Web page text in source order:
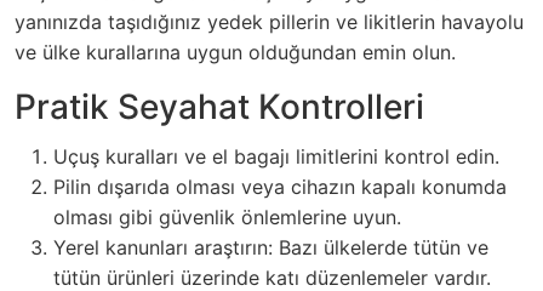
yanınızda taşıdığınız yedek pillerin ve likitlerin havayolu
ve ülke kurallarına uygun olduğundan emin olun.
Pratik Seyahat Kontrolleri
Uçuş kuralları ve el bagajı limitlerini kontrol edin.
Pilin dışarıda olması veya cihazın kapalı konumda
olması gibi güvenlik önlemlerine uyun.
Yerel kanunları araştırın: Bazı ülkelerde tütün ve
tütün ürünleri üzerinde katı düzenlemeler vardır.